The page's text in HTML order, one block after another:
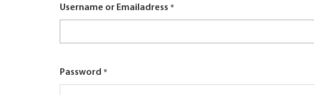
errore
Username or Emailadress
Password